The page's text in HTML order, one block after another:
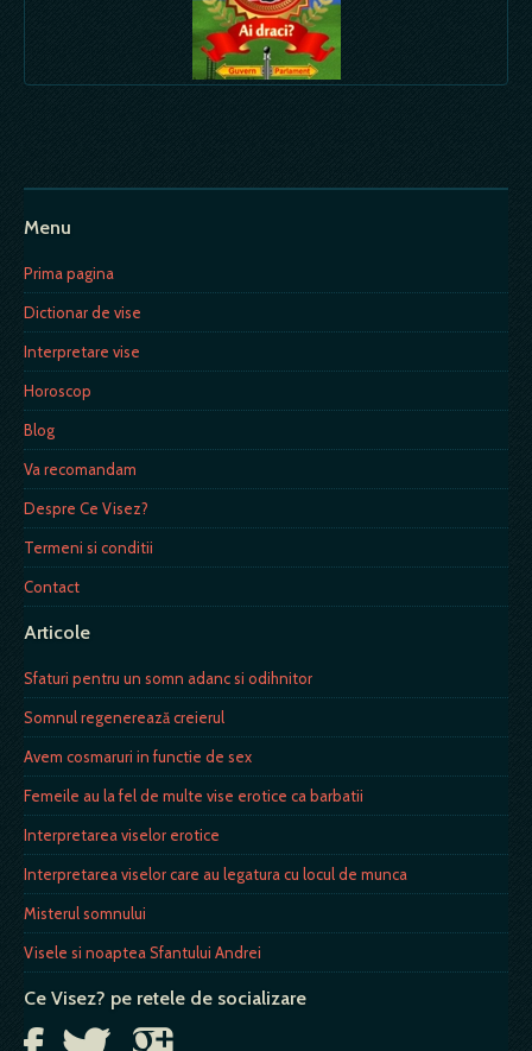
Menu
Prima pagina
Dictionar de vise
Interpretare vise
Horoscop
Blog
Va recomandam
Despre Ce Visez?
Termeni si conditii
Contact
Articole
Sfaturi pentru un somn adanc si odihnitor
Somnul regenerează creierul
Avem cosmaruri in functie de sex
Femeile au la fel de multe vise erotice ca barbatii
Interpretarea viselor erotice
Interpretarea viselor care au legatura cu locul de munca
Misterul somnului
Visele si noaptea Sfantului Andrei
Ce Visez? pe retele de socializare